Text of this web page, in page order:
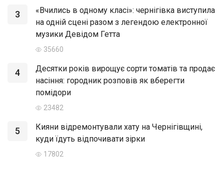
3
«Вчились в одному класі»: чернігівка виступила
на одній сцені разом з легендою електронної
музики Девідом Гетта
35660
4
Десятки років вирощує сорти томатів та продає
насіння: городник розповів як вберегти
помідори
23482
5
Кияни відремонтували хату на Чернігівщині,
куди їдуть відпочивати зірки
17802